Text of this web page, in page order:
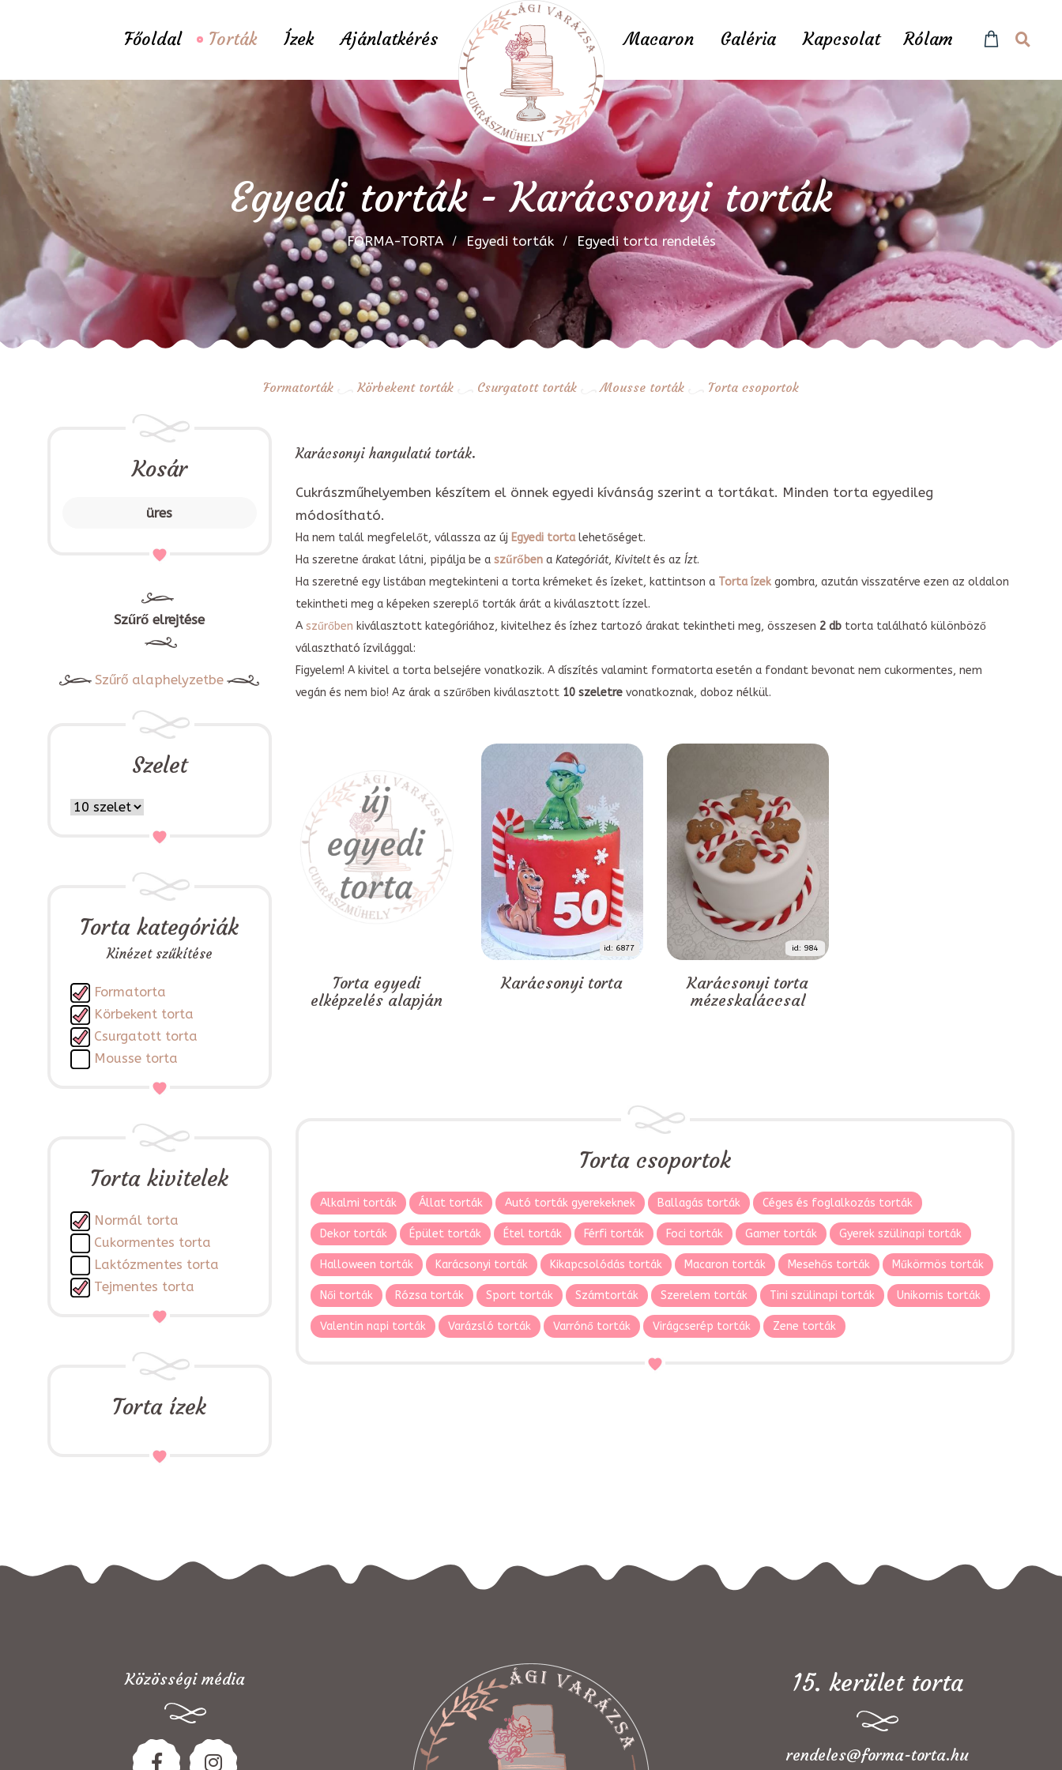
Főoldal Torták Ízek Ajánlatkérés Macaron Galéria Kapcsolat Rólam
Egyedi torták - Karácsonyi torták
FORMA-TORTA Egyedi torták Egyedi torta rendelés
Formatorták Körbekent torták Csurgatott torták Mousse torták Torta csoportok
Kosár
üres
Szűrő elrejtése
Szűrő alaphelyzetbe
Szelet
Torta kategóriák
Kinézet szűkítése
Formatorta
Körbekent torta
Csurgatott torta
Mousse torta
Torta kivitelek
Normál torta
Cukormentes torta
Laktózmentes torta
Tejmentes torta
Torta ízek
Karácsonyi hangulatú torták.
Cukrászműhelyemben készítem el önnek egyedi kívánság szerint a tortákat. Minden torta egyedileg
módosítható.
Ha nem talál megfelelőt, válassza az új Egyedi tortalehetőséget.
Ha szeretne árakat látni, pipálja be a szűrőbena Kategóriát, Kiviteltés az Ízt.
Ha szeretné egy listában megtekinteni a torta krémeket és ízeket, kattintson a Torta ízekgombra, azután visszatérve ezen az oldalon
tekintheti meg a képeken szereplő torták árát a kiválasztott ízzel.
A szűrőben kiválasztott kategóriához, kivitelhez és ízhez tartozó árakat tekintheti meg, összesen 2 dbtorta található különböző
választható ízvilággal:
Figyelem! A kivitel a torta belsejére vonatkozik. A díszítés valamint formatorta esetén a fondant bevonat nem cukormentes, nem
vegán és nem bio! Az árak a szűrőben kiválasztott 10 szeletrevonatkoznak, doboz nélkül.
Torta egyedi
elképzelés alapján
id: 6877
Karácsonyi torta
id: 984
Karácsonyi torta
mézeskaláccsal
Torta csoportok
Alkalmi torták Állat torták Autó torták gyerekeknek Ballagás torták Céges és foglalkozás torták
Dekor torták Épület torták Étel torták Férfi torták Foci torták Gamer torták Gyerek szülinapi torták
Halloween torták Karácsonyi torták Kikapcsolódás torták Macaron torták Mesehős torták Műkörmös torták
Női torták Rózsa torták Sport torták Számtorták Szerelem torták Tini szülinapi torták Unikornis torták
Valentin napi torták Varázsló torták Varrónő torták Virágcserép torták Zene torták
Közösségi média 15. kerület torta
rendeles@forma-torta.hu